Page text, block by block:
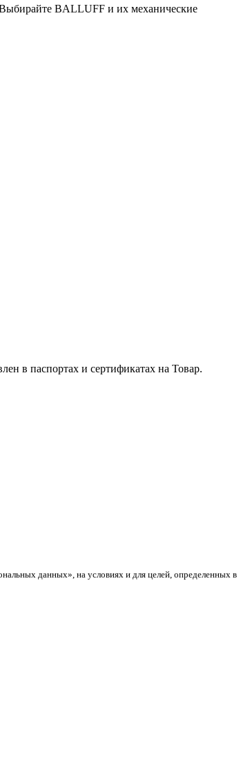
Выбирайте BALLUFF и их механические
в паспортах и сертификатах на Товар.
данных», на условиях и для целей, определенных в